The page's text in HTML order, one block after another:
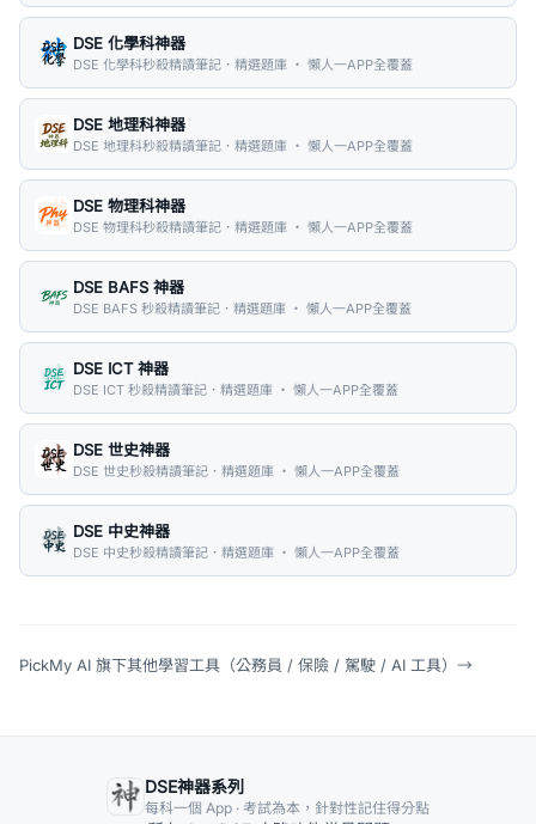
DSE 化學科神器
DSE 化學科秒殺精讀筆記．精選題庫 ・ 懶人一APP全覆蓋
DSE 地理科神器
DSE 地理科秒殺精讀筆記．精選題庫 ・ 懶人一APP全覆蓋
DSE 物理科神器
DSE 物理科秒殺精讀筆記．精選題庫 ・ 懶人一APP全覆蓋
DSE BAFS 神器
DSE BAFS 秒殺精讀筆記．精選題庫 ・ 懶人一APP全覆蓋
DSE ICT 神器
DSE ICT 秒殺精讀筆記．精選題庫 ・ 懶人一APP全覆蓋
DSE 世史神器
DSE 世史秒殺精讀筆記．精選題庫 ・ 懶人一APP全覆蓋
DSE 中史神器
DSE 中史秒殺精讀筆記．精選題庫 ・ 懶人一APP全覆蓋
PickMy AI 旗下其他學習工具（公務員 / 保險 / 駕駛 / AI 工具） →
DSE神器系列
每科一個 App · 考試為本，針對性記住得分點